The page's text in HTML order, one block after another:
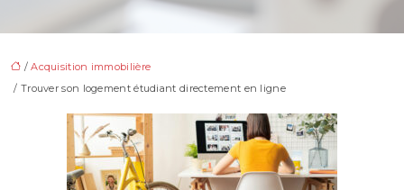
/Acquisition immobilière
/ Trouver son logement étudiant directement en ligne